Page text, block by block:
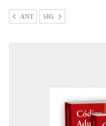
ANT SIG